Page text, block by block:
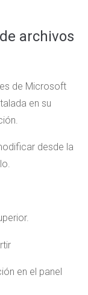
archivos
de Microsoft
en su
desde la
en el panel